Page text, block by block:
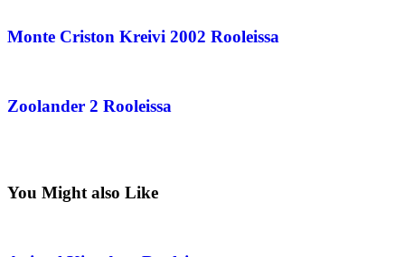
Monte Criston Kreivi 2002 Rooleissa
Zoolander 2 Rooleissa
You Might also Like